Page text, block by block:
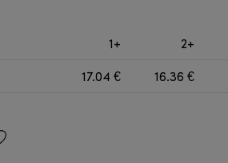
1+ 2+
17.04 € 16.36 €